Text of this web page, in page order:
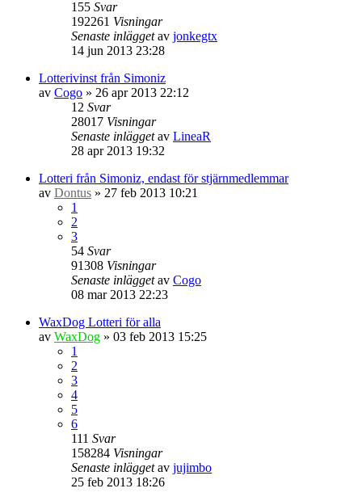
155 Svar
192261 Visningar
Senaste inläggetav jonkegtx
14 jun 2013 23:28
Lotterivinst från Simoniz
av Cogo » 26 apr 2013 22:12
12 Svar
28017 Visningar
Senaste inläggetav LineaR
28 apr 2013 19:32
Lotteri från Simoniz, endast för stjärnmedlemmar
av Dontus » 27 feb 2013 10:21
1
2
3
54 Svar
91308 Visningar
Senaste inläggetav Cogo
08 mar 2013 22:23
WaxDog Lotteri för alla
av WaxDog » 03 feb 2013 15:25
1
2
3
4
5
6
111 Svar
158284 Visningar
Senaste inläggetav jujimbo
25 feb 2013 18:26